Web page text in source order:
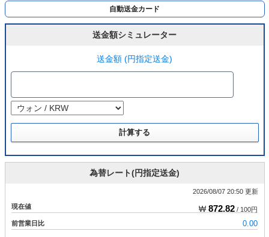
自動送金カード
送金額シミュレーター
送金額 (円指定送金)
為替レート(円指定送金)
2026/08/07 20:50 更新
現在値 ₩872.82 / 100円
前営業日比
0.00